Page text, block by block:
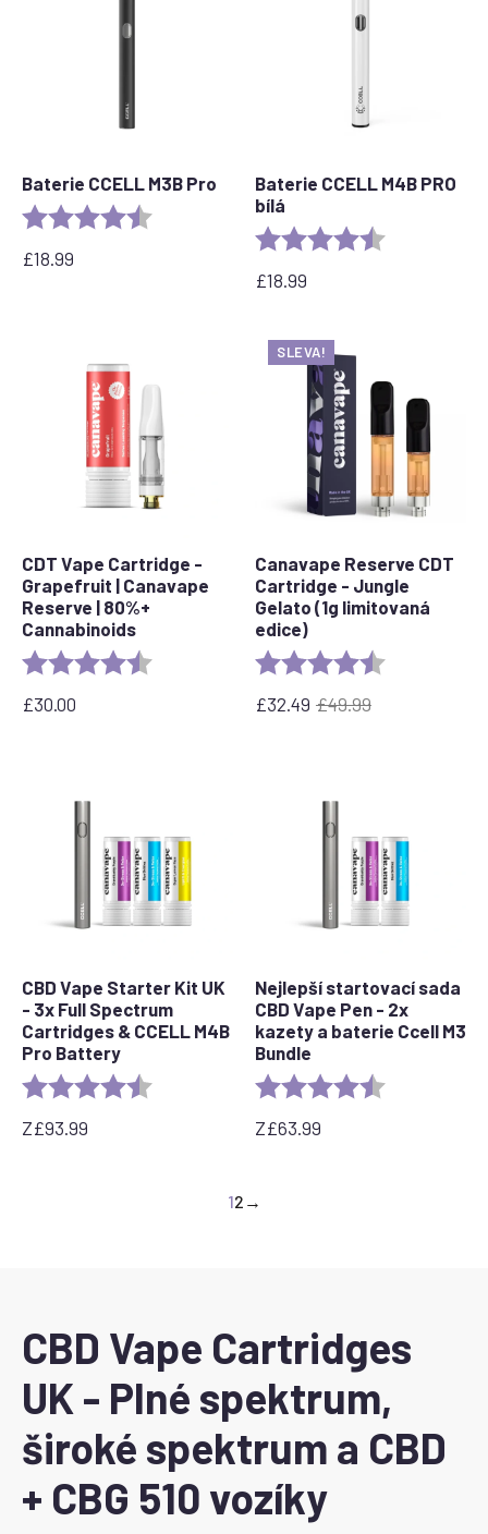
Baterie CCELL M3B Pro
Rating: 4.8 out of 5 stars
£18.99
Baterie CCELL M4B PRO
bílá
Rating:
£18.99
CDT Vape Cartridge -
Grapefruit | Canavape
Reserve | 80%+
Cannabinoids
Rating: 4.6 out of 5 stars
£30.00
SLEVA!
Canavape Reserve CDT
Cartridge - Jungle
Gelato (1g limitovaná
edice)
Rating:
£49.99
Původní
£32.49
Aktuální
CBD Vape Starter Kit UK
- 3x Full Spectrum
Cartridges & CCELL M4B
Pro Battery
Rating: 4.8 out of 5 stars
Z£93.99
Nejlepší startovací sada
CBD Vape Pen - 2x
kazety a baterie Ccell M3
Bundle
Rating:
Z£63.99
12 →
CBD Vape Cartridges
UK - Plné spektrum,
široké spektrum a CBD
+ CBG 510 vozíky